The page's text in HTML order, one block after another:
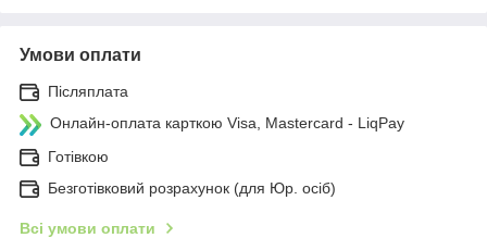
Умови оплати
Післяплата
Онлайн-оплата карткою Visa, Mastercard - LiqPay
Готівкою
Безготівковий розрахунок (для Юр. осіб)
Всі умови оплати